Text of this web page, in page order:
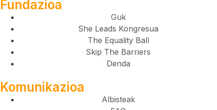
Fundazioa
Guk
She Leads Kongresua
The Equality Ball
Skip The Barriers
Denda
Komunikazioa
Albisteak